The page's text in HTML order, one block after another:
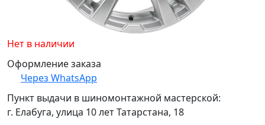
Нет в наличии
Оформление заказа
Через WhatsApp
Пункт выдачи в шиномонтажной мастерской:
г. Елабуга, улица 10 лет Татарстана, 18